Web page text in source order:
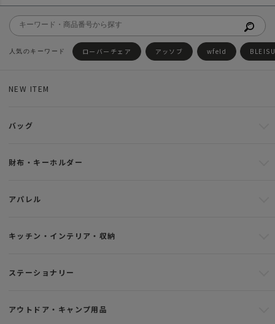
ローバーチェア アッソブ wfeld
NEW ITEM
バッグ
財布・キーホルダー
アパレル
キッチン・インテリア・収納
ステーショナリー
アウトドア・キャンプ用品